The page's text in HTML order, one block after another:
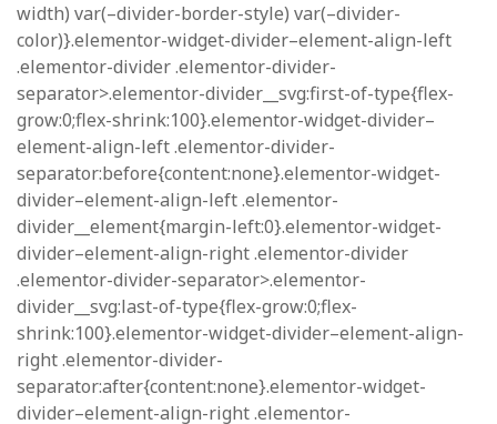
width) var(–divider-border-style) var(–divider-
color)}.elementor-widget-divider–element-align-left
.elementor-divider .elementor-divider-
separator>.elementor-divider__svg:first-of-type{flex-
grow:0;flex-shrink:100}.elementor-widget-divider–
element-align-left .elementor-divider-
separator:before{content:none}.elementor-widget-
divider–element-align-left .elementor-
divider__element{margin-left:0}.elementor-widget-
divider–element-align-right .elementor-divider
.elementor-divider-separator>.elementor-
divider__svg:last-of-type{flex-grow:0;flex-
shrink:100}.elementor-widget-divider–element-align-
right .elementor-divider-
separator:after{content:none}.elementor-widget-
divider–element-align-right .elementor-